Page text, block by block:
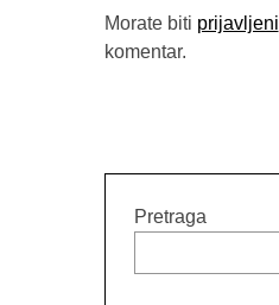
Morate biti prijavljeni
komentar.
Pretraga